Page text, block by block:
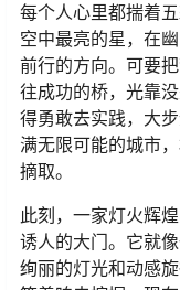
每个人心里都揣着
空中最亮的星，在
前行的方向。可要
往成功的桥，光靠
得勇敢去实践，大
满无限可能的城市
摘取。
此刻，一家灯火辉
诱人的大门。它就
绚丽的灯光和动感